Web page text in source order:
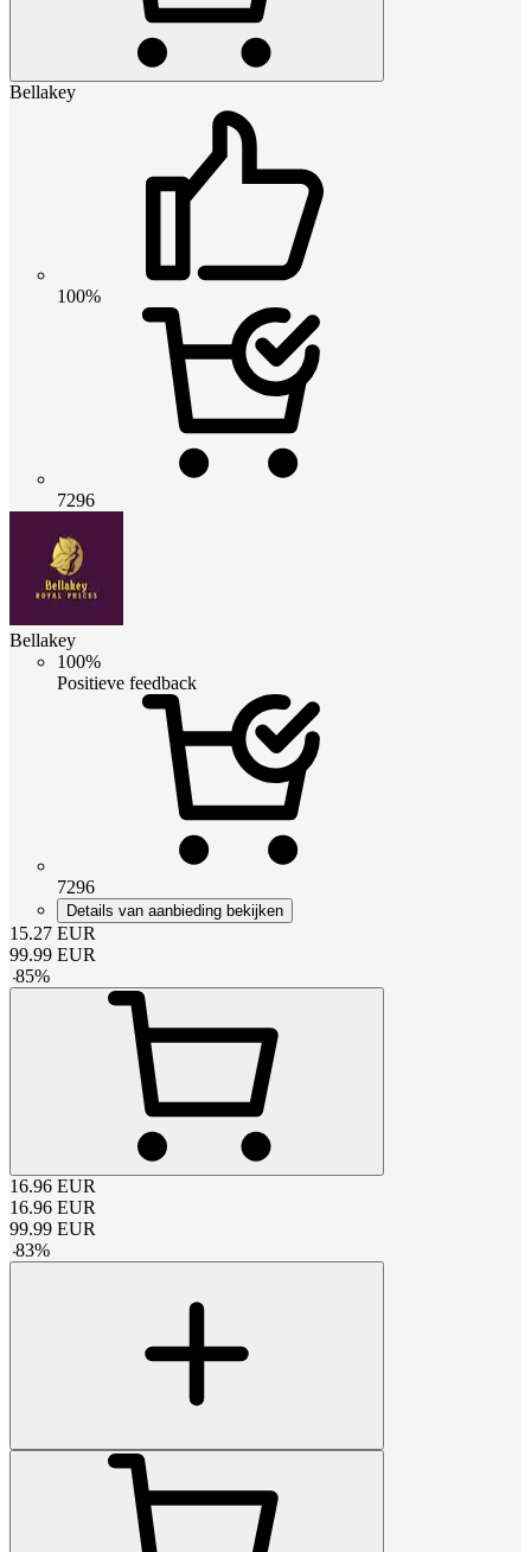
Bellakey
100%
7296
Bellakey
100%
Positieve feedback
7296
Details van aanbieding bekijken
15.27 EUR
99.99 EUR
-85%
16.96 EUR
16.96 EUR
99.99 EUR
-83%